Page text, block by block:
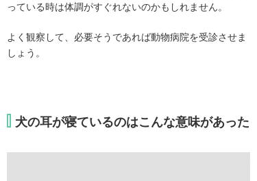
っている時は体調がすぐれないのかもしれません。
よく観察して、必要そうであれば動物病院を受診させま
しょう。
犬の耳が寝ているのはこんな意味があった